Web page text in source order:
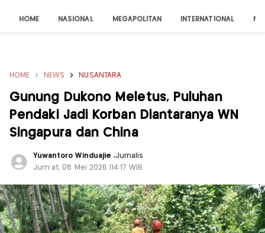
HOME NASIONAL MEGAPOLITAN INTERNATIONAL
HOME NEWS NUSANTARA
Gunung Dukono Meletus, Puluhan
Pendaki Jadi Korban Diantaranya WN
Singapura dan China
Yuwantoro Winduajie ,Jurnalis
Jum'at, 08 Mei 2026 |14:17 WIB